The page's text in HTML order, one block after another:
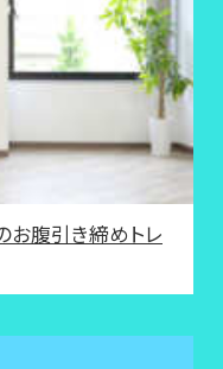
お腹引き締めトレ